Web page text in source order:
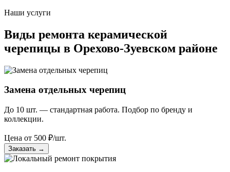
Наши услуги
Виды ремонта керамической
черепицы в Орехово-Зуевском районе
Замена отдельных черепиц
До 10 шт. — стандартная работа. Подбор по бренду и
коллекции.
Цена от 500 ₽/шт.
Заказать →